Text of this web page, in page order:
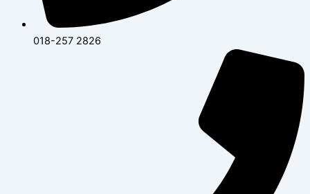
018-257 2826